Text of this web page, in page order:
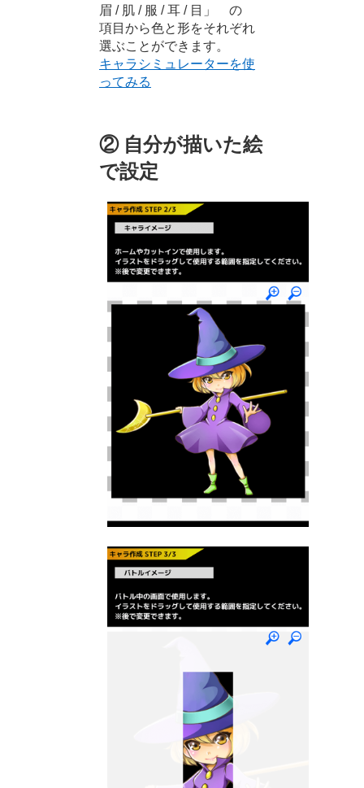
眉 / 肌 / 服 / 耳 / 目」 の
項目から色と形をそれぞれ
選ぶことができます。
キャラシミュレーターを使
ってみる
② 自分が描いた絵
で設定